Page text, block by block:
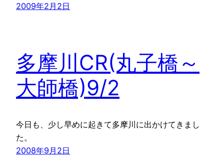
2009年2月2日
多摩川CR(丸子橋～
大師橋)9/2
今日も、少し早めに起きて多摩川に出かけてきまし
た。
2008年9月2日